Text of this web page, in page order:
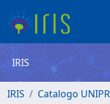
IRIS
IRIS Catalogo UNIPR